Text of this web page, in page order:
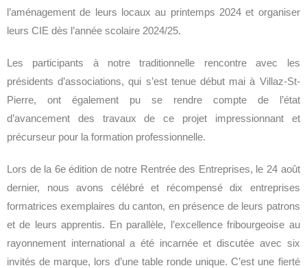
l’aménagement de leurs locaux au printemps 2024 et organiser
leurs CIE dès l’année scolaire 2024/25.
Les participants à notre traditionnelle rencontre avec les
présidents d’associations, qui s’est tenue début mai à Villaz-St-
Pierre, ont également pu se rendre compte de l’état
d’avancement des travaux de ce projet impressionnant et
précurseur pour la formation professionnelle.
Lors de la 6e édition de notre Rentrée des Entreprises, le 24 août
dernier, nous avons célébré et récompensé dix entreprises
formatrices exemplaires du canton, en présence de leurs patrons
et de leurs apprentis. En parallèle, l’excellence fribourgeoise au
rayonnement international a été incarnée et discutée avec six
invités de marque, lors d’une table ronde unique. C’est une fierté